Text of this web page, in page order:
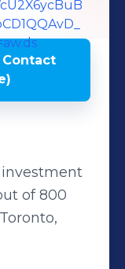
investment
of 800